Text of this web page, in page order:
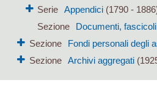
Serie Appendici(1790 -
Sezione
Documenti,
Sezione
Fondi personali degli
Sezione
Archivi aggregati